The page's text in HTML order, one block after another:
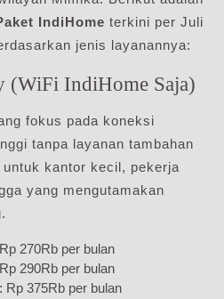
IndiHome terkini per Juli
jenis layanannya:
(WiFi IndiHome Saja)
fokus pada koneksi
tanpa layanan tambahan
kantor kecil, pekerja
yang mengutamakan
270Rb per bulan
290Rb per bulan
: Rp 375Rb per bulan